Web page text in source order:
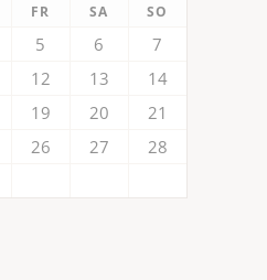
NNERSTAG
FR EITAGSA MSTAGSO
5 6
7
12 13
14
19 20
21
26 27
28